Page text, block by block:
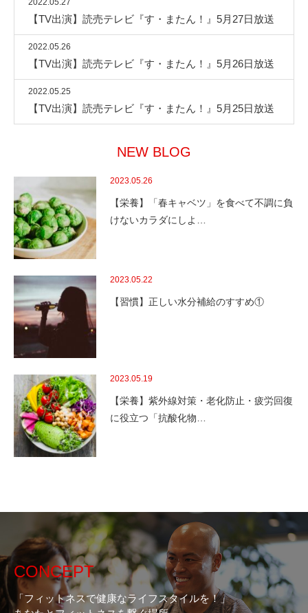
2022.05.27
【TV出演】読売テレビ『す・またん！』5月27日放送
2022.05.26
【TV出演】読売テレビ『す・またん！』5月26日放送
2022.05.25
【TV出演】読売テレビ『す・またん！』5月25日放送
NEW BLOG
2023.05.26
【栄養】「春キャベツ」を食べて不調に負
けないカラダにしよ…
2023.05.22
【習慣】正しい水分補給のすすめ①
2023.05.19
【栄養】紫外線対策・老化防止・疲労回復
に役立つ「抗酸化物…
CONCEPT
「フィットネスで健康なライフスタイルを！」